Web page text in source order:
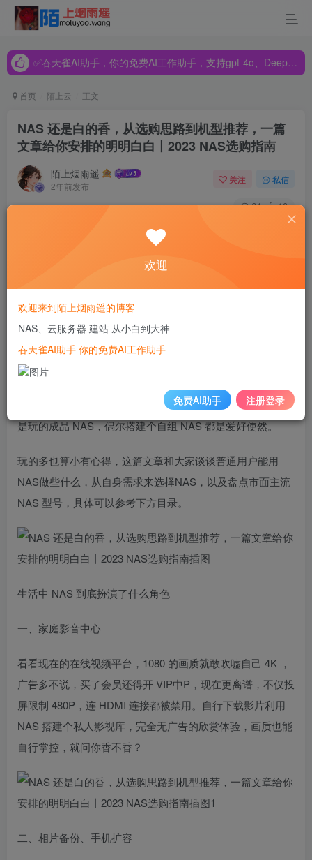
✅吞天雀AI助手，你的免费AI工作助手，支持gpt-4o、DeepSeek、Claude🔥🔥🔥🔥
✅吞天雀AI助手，你的免费AI工作助手，支持gpt-4o、DeepSeek、Claude🔥🔥🔥🔥
首页 陌上云 正文
NAS 还是白的香，从选购思路到机型推荐，一篇
文章给你安排的明明白白丨2023 NAS选购指南
陌上烟雨遥
2年前发布
关注 私信
64 10
关注我的朋友应该都知道，本人酷爱折腾各种数码玩意，而
NAS 更是我最大的爱好。
早年我特别喜欢 DIY，利用闲置硬件搭建 NAS 系统，性价比
极高。不过这两年越来越多的用户接受为了数据安全而单独
付费的理念， NAS 市场日益成熟，催生了一大批新NAS 品
手一台品质、性能都很不错的机器。所以我这两年基本上都
是玩的成品 NAS，偶尔搭建个自组 NAS 都是爱好使然。
玩的多也算小有心得，这篇文章和大家谈谈普通用户能用
NAS做些什么，从自身需求来选择NAS，以及盘点市面主流
NAS 型号，具体可以参考下方目录。
生活中 NAS 到底扮演了什么角色
一、家庭影音中心
看看现在的在线视频平台，1080 的画质就敢吹嘘自己 4K ，
广告多不说，买了会员还得开 VIP中P，现在更离谱，不仅投
屏限制 480P，连 HDMI 连接都被禁用。自行下载影片利用
NAS 搭建个私人影视库，完全无广告的欣赏体验，画质也能
自行掌控，就问你香不香？
二、相片备份、手机扩容
欢迎
欢迎来到陌上烟雨遥的博客
NAS、云服务器 建站 从小白到大神
吞天雀AI助手 你的免费AI工作助手
免费AI助手 注册登录